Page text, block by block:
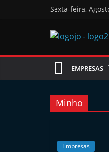
Sexta-feira,
Jornal
dasEMPRESAS
Minho
Empresas